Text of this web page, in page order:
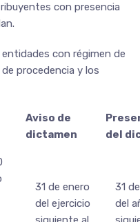
con presencia
con régimen de
procedencia y los
Aviso de
dictamen
del
31 de enero
del ejercicio
31
del